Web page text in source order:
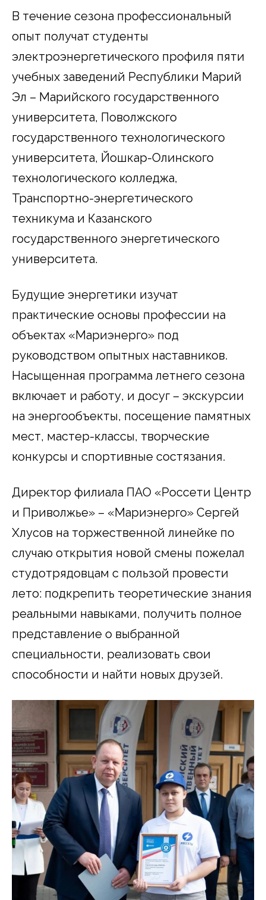
В течение сезона профессиональный
опыт получат студенты
электроэнергетического профиля пяти
учебных заведений Республики Марий
Эл – Марийского государственного
университета, Поволжского
государственного технологического
университета, Йошкар-Олинского
технологического колледжа,
Транспортно-энергетического
техникума и Казанского
государственного энергетического
университета.
Будущие энергетики изучат
практические основы профессии на
объектах «Мариэнерго» под
руководством опытных наставников.
Насыщенная программа летнего сезона
включает и работу, и досуг – экскурсии
на энергообъекты, посещение памятных
мест, мастер-классы, творческие
конкурсы и спортивные состязания.
Директор филиала ПАО «Россети Центр
и Приволжье» – «Мариэнерго» Сергей
Хлусов на торжественной линейке по
случаю открытия новой смены пожелал
студотрядовцам с пользой провести
лето: подкрепить теоретические знания
реальными навыками, получить полное
представление о выбранной
специальности, реализовать свои
способности и найти новых друзей.